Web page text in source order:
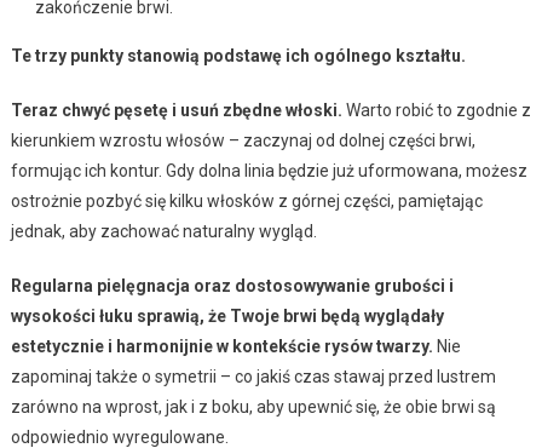
zakończenie brwi.
Te trzy punkty stanowią podstawę ich ogólnego kształtu.
Teraz chwyć pęsetę i usuń zbędne włoski. Warto robić to zgodnie z
kierunkiem wzrostu włosów – zaczynaj od dolnej części brwi,
formując ich kontur. Gdy dolna linia będzie już uformowana, możesz
ostrożnie pozbyć się kilku włosków z górnej części, pamiętając
jednak, aby zachować naturalny wygląd.
Regularna pielęgnacja oraz dostosowywanie grubości i
wysokości łuku sprawią, że Twoje brwi będą wyglądały
estetycznie i harmonijnie w kontekście rysów twarzy. Nie
zapominaj także o symetrii – co jakiś czas stawaj przed lustrem
zarówno na wprost, jak i z boku, aby upewnić się, że obie brwi są
odpowiednio wyregulowane.